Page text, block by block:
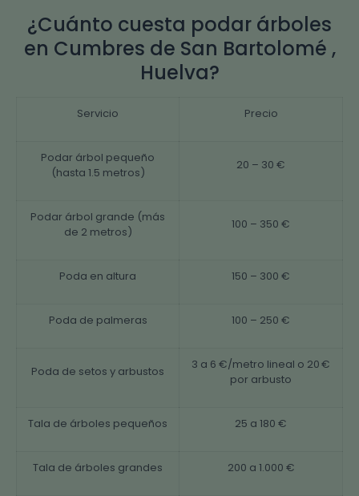
¿Cuánto cuesta podar árboles
en Cumbres de San Bartolomé ,
Huelva?
Servicio Precio
Podar árbol pequeño
(hasta 1.5 metros)
20 – 30 €
Podar árbol grande (más
de 2 metros)
100 – 350 €
Poda en altura 150 – 300 €
Poda de palmeras 100 – 250 €
Poda de setos y arbustos
3 a 6 €/metro lineal o 20 €
por arbusto
Tala de árboles pequeños 25 a 180 €
Tala de árboles grandes 200 a 1.000 €